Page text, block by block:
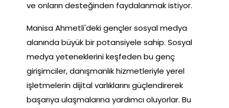
ve onların desteğinden faydalanmak istiyor.
Manisa Ahmetli'deki gençler sosyal medya
alanında büyük bir potansiyele sahip. Sosyal
medya yeteneklerini keşfeden bu genç
girişimciler, danışmanlık hizmetleriyle yerel
işletmelerin dijital varlıklarını güçlendirerek
başarıya ulaşmalarına yardımcı oluyorlar. Bu